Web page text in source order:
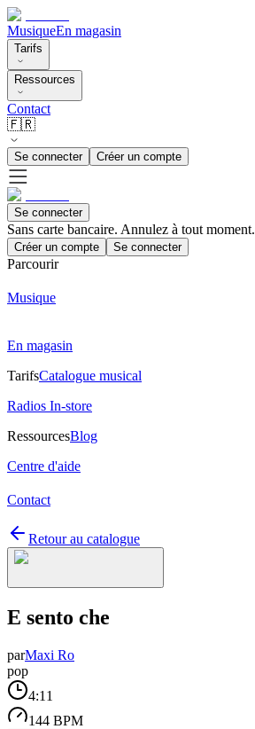
MusiqueEn magasin
Tarifs
Ressources
Contact
🇫🇷
Se connecter Créer un compte
Se connecter
Sans carte bancaire. Annulez à tout moment.
Créer un compte Se connecter
Parcourir
Musique
En magasin
TarifsCatalogue musical
Radios In-store
RessourcesBlog
Centre d'aide
Contact
Retour au catalogue
E sento che
parMaxi Ro
pop
4:11
144 BPM